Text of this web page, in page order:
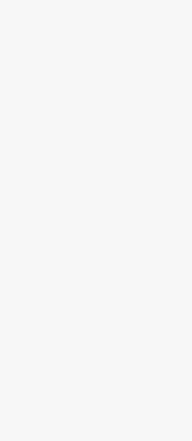
お客様が当サイトを訪れると、ブ
ラウザに保存された情報が取得さ
先は Cookie であり、対象となるの
訪問者による設定、デバイス情報
常に機能させる目的を中心に使わ
われることはあります。鈴与シン
ます。各カテゴリをクリックする
一部の Cookie を無効化した場合、